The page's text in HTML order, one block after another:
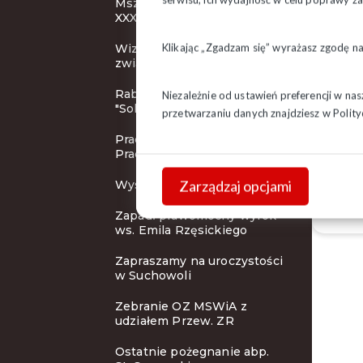
Klikając „Zgadzam się” wyrażasz zgodę
Niezależnie od ustawień preferencji w
przetwarzaniu danych znajdziesz w
Zarządzaj opcjami
Msza Święta inaugurująca
XXXI KZD
Wizerunek działacza
związkowego
Rabaty dla członków
"Solidarności"
Pracodawca Przyjazny
Pracownikom
Wystawa i koncert
Zapadł prawomocny wyrok
ws. Emila Rzęsickiego
Zapraszamy na uroczystości
w Suchowoli
Zebranie OZ MSWiA z
udziałem Przew. ZR
Ostatnie pożegnanie abp.
Do